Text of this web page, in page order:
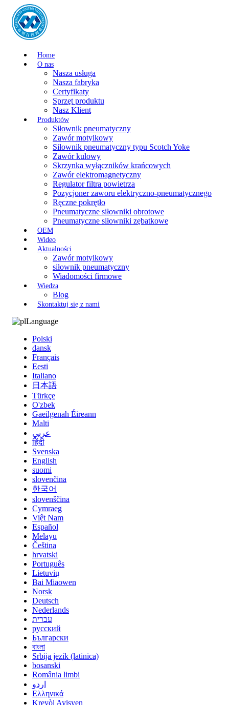
Home
O nas
Nasza usługa
Nasza fabryka
Certyfikaty
Sprzęt produktu
Nasz Klient
Produktów
Siłownik pneumatyczny
Zawór motylkowy
Siłownik pneumatyczny typu Scotch Yoke
Zawór kulowy
Skrzynka wyłączników krańcowych
Zawór elektromagnetyczny
Regulator filtra powietrza
Pozycjoner zaworu elektryczno-pneumatycznego
Ręczne pokrętło
Pneumatyczne siłowniki obrotowe
Pneumatyczne siłowniki zębatkowe
OEM
Wideo
Aktualności
Zawór motylkowy
siłownik pneumatyczny
Wiadomości firmowe
Wiedza
Blog
Skontaktuj się z nami
Language
Polski
dansk
Français
Eesti
Italiano
日本語
Türkçe
O'zbek
Gaeilgenah Éireann
Malti
عربي
हिंदी
Svenska
English
suomi
slovenčina
한국어
slovenščina
Cymraeg
Việt Nam
Español
Melayu
Čeština
hrvatski
Português
Lietuvių
Bai Miaowen
Norsk
Deutsch
Nederlands
עברית
русский
Български
বাংলা
Srbija jezik (latinica)
bosanski
România limbi
اردو
Ελληνικά
Kreyòl Ayisyen